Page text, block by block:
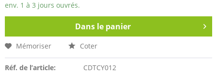
env. 1 à 3 jours ouvrés.
Dans le panier
Mémoriser Coter
Réf. de l’article:
CDTCY012